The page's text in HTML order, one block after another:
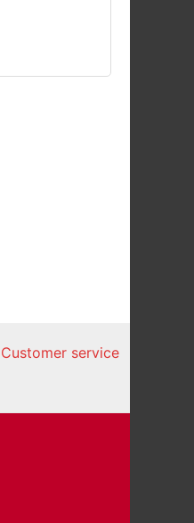
Customer service